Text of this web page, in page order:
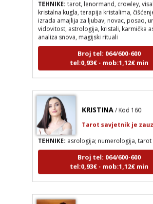
izrada amajlija za ljubav, novac, posao,
vidovitost, astrologija, kristali, karmička
analiza snova, magijski rituali
Broj tel: 064/600-600
tel:0,93€ - mob:1,12€ min
KRISTINA
Tarot savjetnik je
TEHNIKE:asrologija; numerologija, tarot
Broj tel: 064/600-600
tel:0,93€ - mob:1,12€ min
DI (DIJANA)